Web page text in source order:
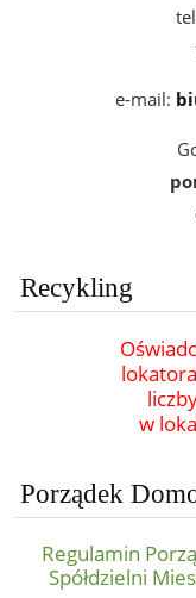
e-mail:
Recykling
w
Porządek
Regulamin
Spółdzielni